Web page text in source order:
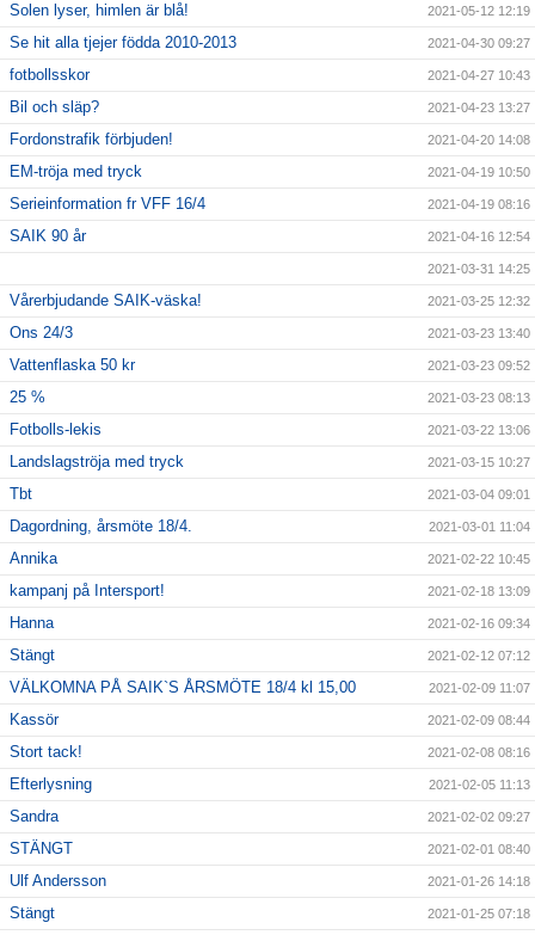
Solen lyser, himlen är blå! 2021-05-12 12:19
Se hit alla tjejer födda 2010-2013 2021-04-30 09:27
fotbollsskor 2021-04-27 10:43
Bil och släp? 2021-04-23 13:27
Fordonstrafik förbjuden! 2021-04-20 14:08
EM-tröja med tryck 2021-04-19 10:50
Serieinformation fr VFF 16/4 2021-04-19 08:16
SAIK 90 år 2021-04-16 12:54
2021-03-31 14:25
Vårerbjudande SAIK-väska! 2021-03-25 12:32
Ons 24/3 2021-03-23 13:40
Vattenflaska 50 kr 2021-03-23 09:52
25 % 2021-03-23 08:13
Fotbolls-lekis 2021-03-22 13:06
Landslagströja med tryck 2021-03-15 10:27
Tbt 2021-03-04 09:01
Dagordning, årsmöte 18/4. 2021-03-01 11:04
Annika 2021-02-22 10:45
kampanj på Intersport! 2021-02-18 13:09
Hanna 2021-02-16 09:34
Stängt 2021-02-12 07:12
VÄLKOMNA PÅ SAIK`S ÅRSMÖTE 18/4 kl 15,00 2021-02-09 11:07
Kassör 2021-02-09 08:44
Stort tack! 2021-02-08 08:16
Efterlysning 2021-02-05 11:13
Sandra 2021-02-02 09:27
STÄNGT 2021-02-01 08:40
Ulf Andersson 2021-01-26 14:18
Stängt 2021-01-25 07:18